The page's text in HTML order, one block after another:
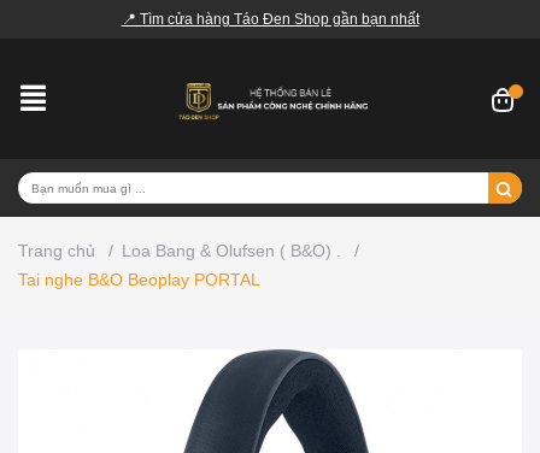
📍 Tìm cửa hàng Táo Đen Shop gần bạn nhất
Trang chủ / Loa Bang & Olufsen ( B&O) .
/
Tai nghe B&O Beoplay PORTAL